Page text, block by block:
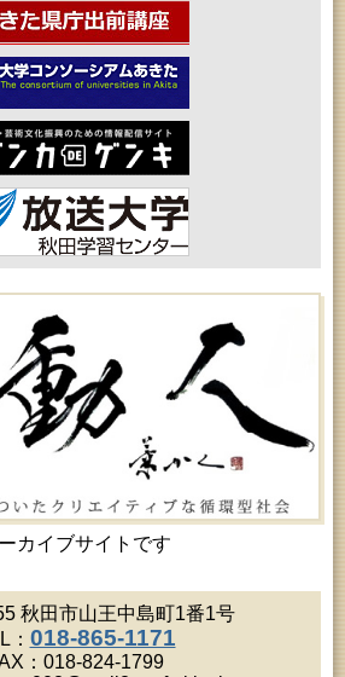
カイブサイトです
(秋田市)
解読講座」
(秋田市)
ダのえほん修理屋さん」
(秋田市)
年教育「おはなしの会」
(秋田市)
てあそぼう工作会『レインボース
う！」
(秋田市)
セミナー大住」
(秋田市)
七丁目地区高齢者学級」
(秋田市)
く家族講座」
(秋田市)
おもと高齢者大学」
(秋田市)
区高齢者学級」
(秋田市)
女性学級」
(秋田市)
育「おはなしの会」
(秋田市)
(秋田市)
高齢者大学」
(秋田市)
学講座『佐竹史料館展示資料から
秋田市山王中島町1番1号
： 018-865-1171
：018-824-1799